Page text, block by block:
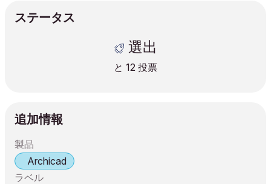
ステータス
選出
と 12 投票
追加情報
製品
Archicad
ラベル